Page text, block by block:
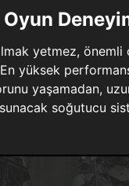
yetmez, önemli
yüksek
yaşamadan,
soğutucu